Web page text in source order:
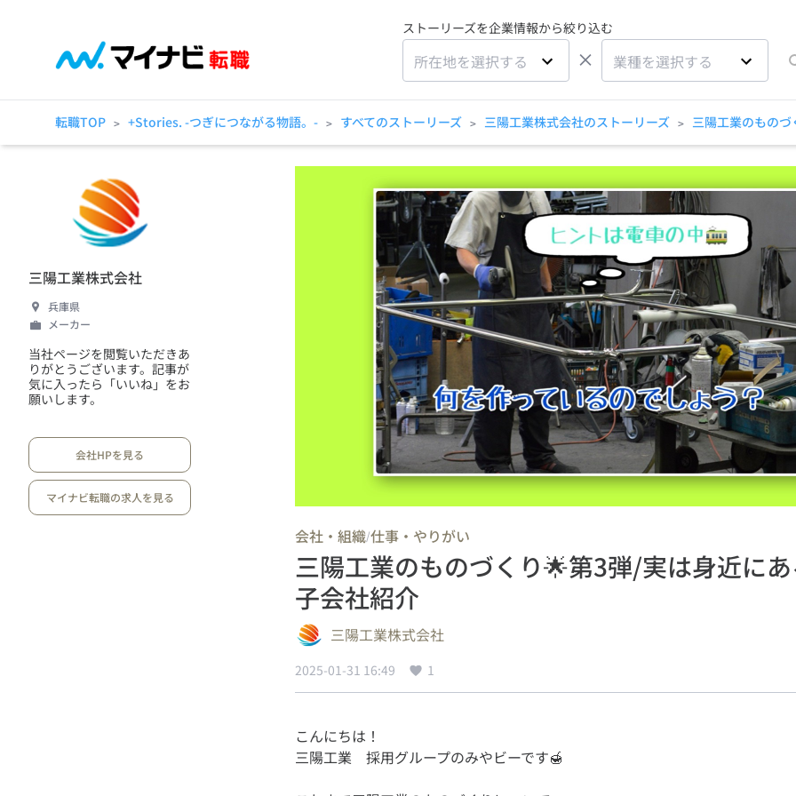
ストーリーズを企業情報から絞り込む
所在地を選択する × 業種を選択する
転職TOP > +Stories. -つぎにつながる物語。- > すべてのストーリーズ > 三陽工業株式会社のストーリーズ > 三陽工業のもの
三陽工業株式会社
兵庫県
メーカー
当社ページを閲覧いただきあ
りがとうございます。記事が
気に入ったら「いいね」をお
願いします。
会社HPを見る
マイナビ転職の求人を見る
会社・組織/仕事・やりがい
三陽工業のものづくり🌟第3弾/実は身近に
子会社紹介
三陽工業株式会社
2025-01-31 16:49 1
こんにちは！